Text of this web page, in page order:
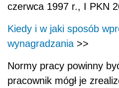
czerwca 1997 r., I PKN
Kiedy i w jaki sposób
wynagradzania >>
Normy pracy powinny
pracownik mógł je